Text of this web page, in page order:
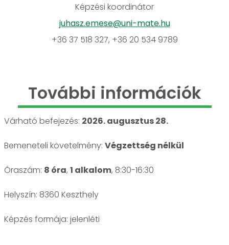
Képzési koordinátor
juhasz.emese@uni-mate.hu
+36 37 518 327, +36 20 534 9789
További információk
Várható befejezés: 2026. augusztus 28.
Bemeneteli követelmény: Végzettség nélkül
Óraszám: 8 óra, 1 alkalom, 8:30-16:30
Helyszín: 8360 Keszthely
jelenléti